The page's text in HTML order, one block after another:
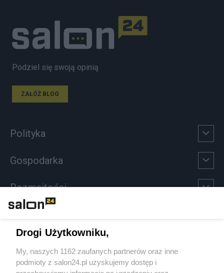
Podziel się swoją opinią
ZAŁÓŻ BLOG
Polityka
Gospodarka
Rozmaitości
Sport
Społeczeństwo
Drogi Użytkowniku,
My, naszych 1162 zaufanych partnerów oraz inne
podmioty z salon24.pl uzyskujemy dostęp i